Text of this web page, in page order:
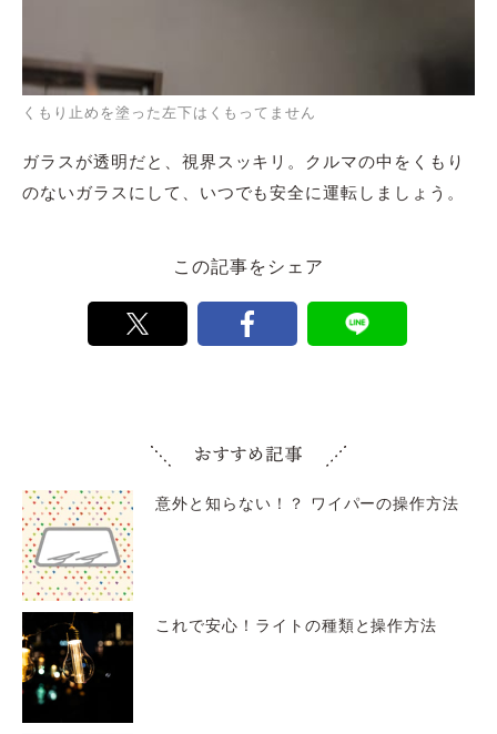
くもり止めを塗った左下はくもってません
ガラスが透明だと、視界スッキリ。クルマの中をくもり
のないガラスにして、いつでも安全に運転しましょう。
この記事をシェア
意外と知らない！？ ワイパーの操作方法
これで安心！ライトの種類と操作方法